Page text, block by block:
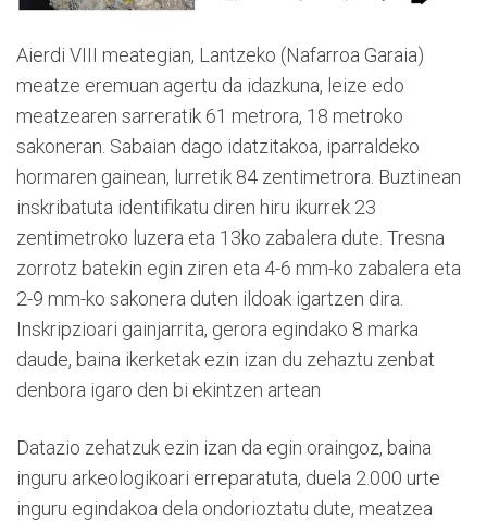
Aierdi VIII meategian, Lantzeko (Nafarroa Garaia)
meatze eremuan agertu da idazkuna, leize edo
meatzearen sarreratik 61 metrora, 18 metroko
sakoneran. Sabaian dago idatzitakoa, iparraldeko
hormaren gainean, lurretik 84 zentimetrora. Buztinean
inskribatuta identifikatu diren hiru ikurrek 23
zentimetroko luzera eta 13ko zabalera dute. Tresna
zorrotz batekin egin ziren eta 4-6 mm-ko zabalera eta
2-9 mm-ko sakonera duten ildoak igartzen dira.
Inskripzioari gainjarrita, gerora egindako 8 marka
daude, baina ikerketak ezin izan du zehaztu zenbat
denbora igaro den bi ekintzen artean
Datazio zehatzuk ezin izan da egin oraingoz, baina
inguru arkeologikoari erreparatuta, duela 2.000 urte
inguru egindakoa dela ondorioztatu dute, meatzea